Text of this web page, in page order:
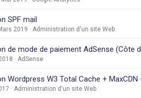
SPF mail
2019 Administration d'un site Web
de mode de paiement AdSense (Côte
AdSense
Wordpress W3 Total Cache + MaxCDN
Administration d'un site Web